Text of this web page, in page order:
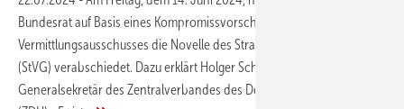
Bundesrat auf Basis eines Kompromissvorschlages des
Vermittlungsausschusses die Novelle des Straßenverkehrsgesetzes
(StVG) verabschiedet. Dazu erklärt Holger Schwannecke,
Generalsekretär des Zentralverbandes des Deutschen Handwerks